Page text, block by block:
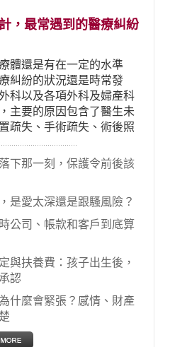
，最常遇到的醫療糾紛
體還是有在一定的水準
糾紛的狀況還是時常發
科以及各項外科及婦產科
主要的原因包含了醫生未
疏失、手術疏失、術後照
取。雖然醫學進步，但醫
紛還是經常發生。很多案
程，我們如果不幸遇到相
些案例…
下那一刻，保護令前後該
是愛太深還是跟騷風險？
公司、帳款和客戶到底算
與扶養費：孩子出生後，
認
什麼會緊張？感情、財產